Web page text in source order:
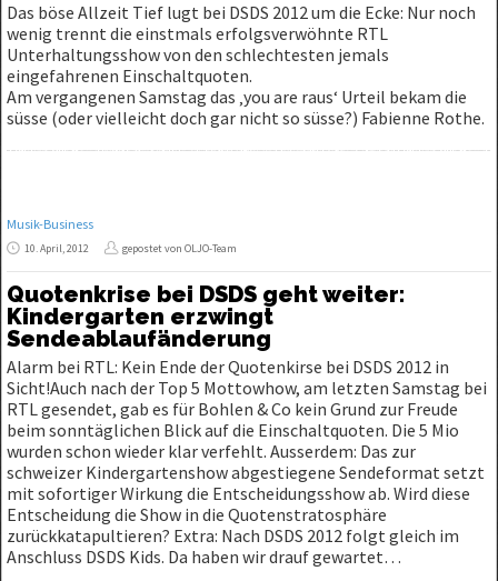
Das böse Allzeit Tief lugt bei DSDS 2012 um die Ecke: Nur noch
wenig trennt die einstmals erfolgsverwöhnte RTL
Unterhaltungsshow von den schlechtesten jemals
eingefahrenen Einschaltquoten.
Am vergangenen Samstag das ‚you are raus‘ Urteil bekam die
süsse (oder vielleicht doch gar nicht so süsse?) Fabienne Rothe.
Musik-Business
10. April, 2012 gepostet von OLJO-Team
Quotenkrise bei DSDS geht weiter:
Kindergarten erzwingt
Sendeablaufänderung
Alarm bei RTL: Kein Ende der Quotenkirse bei DSDS 2012 in
Sicht!Auch nach der Top 5 Mottowhow, am letzten Samstag bei
RTL gesendet, gab es für Bohlen & Co kein Grund zur Freude
beim sonntäglichen Blick auf die Einschaltquoten. Die 5 Mio
wurden schon wieder klar verfehlt. Ausserdem: Das zur
schweizer Kindergartenshow abgestiegene Sendeformat setzt
mit sofortiger Wirkung die Entscheidungsshow ab. Wird diese
Entscheidung die Show in die Quotenstratosphäre
zurückkatapultieren? Extra: Nach DSDS 2012 folgt gleich im
Anschluss DSDS Kids. Da haben wir drauf gewartet…